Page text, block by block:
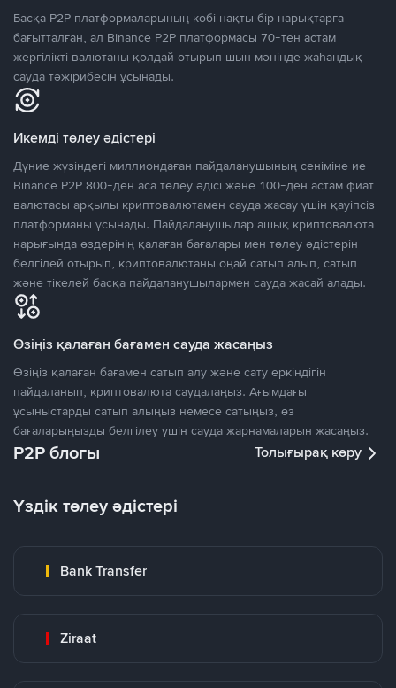
Басқа P2P платформаларының көбі нақты бір нарықтарға
бағытталған, ал Binance P2P платформасы 70-тен астам
жергілікті валютаны қолдай отырып шын мәнінде жаһандық
сауда тәжірибесін ұсынады.
Икемді төлеу әдістері
Дүние жүзіндегі миллиондаған пайдаланушының сеніміне ие
Binance P2P 800-ден аса төлеу әдісі және 100-ден астам фиат
валютасы арқылы криптовалютамен сауда жасау үшін қауіпсіз
платформаны ұсынады. Пайдаланушылар ашық криптовалюта
нарығында өздерінің қалаған бағалары мен төлеу әдістерін
белгілей отырып, криптовалютаны оңай сатып алып, сатып
және тікелей басқа пайдаланушылармен сауда жасай алады.
Өзіңіз қалаған бағамен сауда жасаңыз
Өзіңіз қалаған бағамен сатып алу және сату еркіндігін
пайдаланып, криптовалюта саудалаңыз. Ағымдағы
ұсыныстарды сатып алыңыз немесе сатыңыз, өз
бағаларыңызды белгілеу үшін сауда жарнамаларын жасаңыз.
P2P блогы Толығырақ көру
Үздік төлеу әдістері
Bank Transfer
Ziraat